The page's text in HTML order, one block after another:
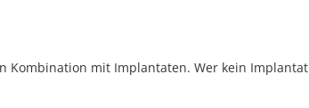
Kombination mit Implantaten. Wer kein Implantat